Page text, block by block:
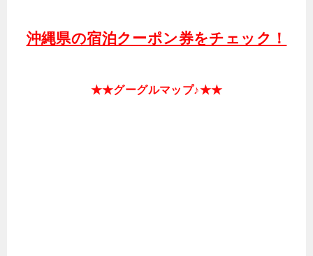
沖縄県の宿泊クーポン券をチェック！
★★グーグルマップ♪★★